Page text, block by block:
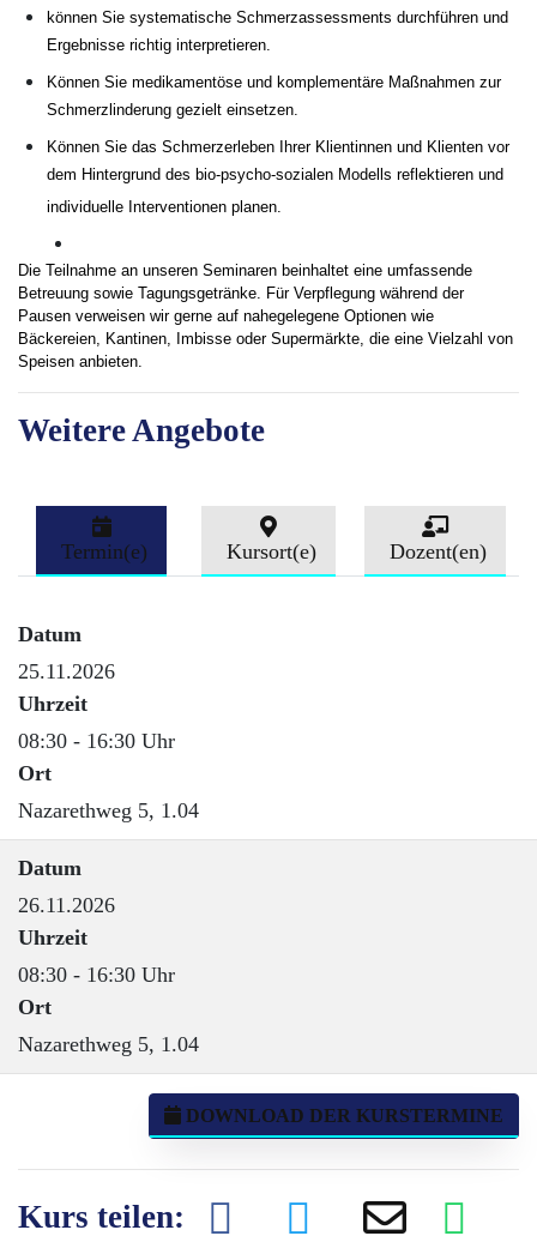
können Sie systematische Schmerzassessments durchführen und
Ergebnisse richtig interpretieren.
Können Sie medikamentöse und komplementäre Maßnahmen zur
Schmerzlinderung gezielt einsetzen.
Können Sie das Schmerzerleben Ihrer Klientinnen und Klienten vor
dem Hintergrund des bio-psycho-sozialen Modells reflektieren und
individuelle Interventionen planen.
Die Teilnahme an unseren Seminaren beinhaltet eine umfassende
Betreuung sowie Tagungsgetränke. Für Verpflegung während der
Pausen verweisen wir gerne auf nahegelegene Optionen wie
Bäckereien, Kantinen, Imbisse oder Supermärkte, die eine Vielzahl von
Speisen anbieten.
Weitere Angebote
Termin(e) Kursort(e) Dozent(en)
Datum
25.11.2026
Uhrzeit
08:30 - 16:30 Uhr
Ort
Nazarethweg 5, 1.04
Datum
26.11.2026
Uhrzeit
08:30 - 16:30 Uhr
Ort
Nazarethweg 5, 1.04
DOWNLOAD DER KURSTERMINE
Kurs teilen: